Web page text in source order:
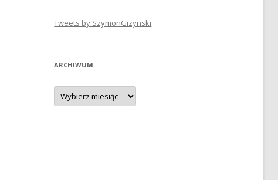
Tweets by SzymonGizynski
ARCHIWUM
Archiwum